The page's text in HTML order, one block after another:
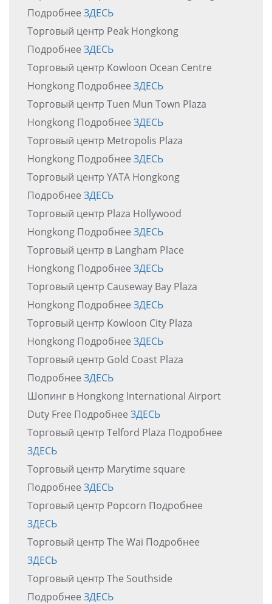
Подробнее ЗДЕСЬ
Торговый центр Peak Hongkong
Подробнее ЗДЕСЬ
Торговый центр Kowloon Ocean Centre
Hongkong Подробнее ЗДЕСЬ
Торговый центр Tuen Mun Town Plaza
Hongkong Подробнее ЗДЕСЬ
Торговый центр Metropolis Plaza
Hongkong Подробнее ЗДЕСЬ
Торговый центр YATA Hongkong
Подробнее ЗДЕСЬ
Торговый центр Plaza Hollywood
Hongkong Подробнее ЗДЕСЬ
Торговый центр в Langham Place
Hongkong Подробнее ЗДЕСЬ
Торговый центр Causeway Bay Plaza
Hongkong Подробнее ЗДЕСЬ
Торговый центр Kowloon City Plaza
Hongkong Подробнее ЗДЕСЬ
Торговый центр Gold Coast Plaza
Подробнее ЗДЕСЬ
Шопинг в Hongkong International Airport
Duty Free Подробнее ЗДЕСЬ
Торговый центр Telford Plaza Подробнее
ЗДЕСЬ
Торговый центр Marytime square
Подробнее ЗДЕСЬ
Торговый центр Popcorn Подробнее
ЗДЕСЬ
Торговый центр The Wai Подробнее
ЗДЕСЬ
Торговый центр The Southside
Подробнее ЗДЕСЬ